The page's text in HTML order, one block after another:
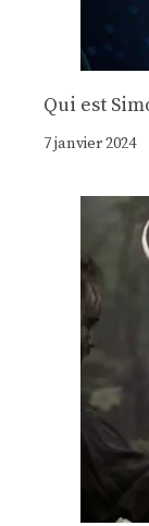
Qui est
7 janvier 2024